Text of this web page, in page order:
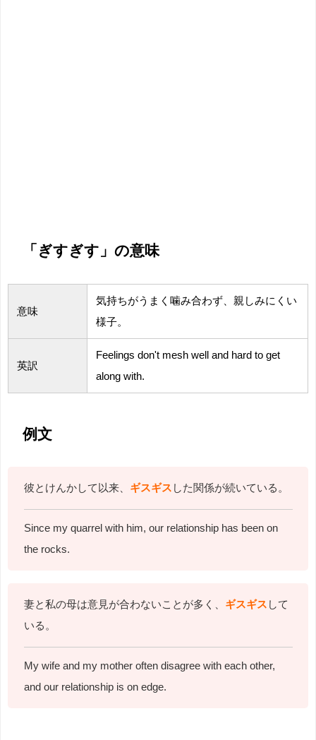
「ぎすぎす」の意味
意味
気持ちがうまく噛み合わず、親しみにくい
様子。
英訳
Feelings don't mesh well and hard to get
along with.
例文
彼とけんかして以来、 ギスギス した関係が続いている。
Since my quarrel with him, our relationship has been on
the rocks.
妻と私の母は意見が合わないことが多く、 ギスギス して
いる。
My wife and my mother often disagree with each other,
and our relationship is on edge.